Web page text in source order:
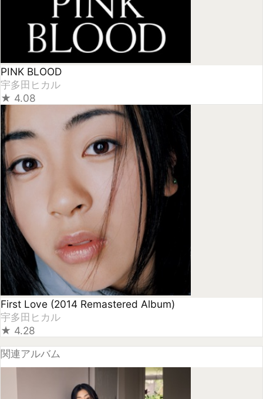
First Love (2014 Remastered Album)
宇多田ヒカル
★4.28
関連アルバム
BADモード
宇多田ヒカル